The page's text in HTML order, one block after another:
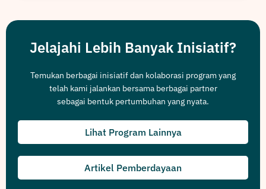
Jelajahi Lebih Banyak Inisiatif?
Temukan berbagai inisiatif dan kolaborasi program yang
telah kami jalankan bersama berbagai partner
sebagai bentuk pertumbuhan yang nyata.
Lihat Program Lainnya
Artikel Pemberdayaan